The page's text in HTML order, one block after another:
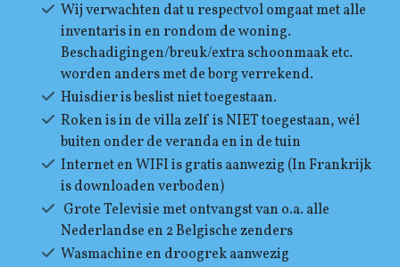
Wij verwachten dat u respectvol omgaat met alle
inventaris in en rondom de woning.
Beschadigingen/breuk/extra schoonmaak etc.
worden anders met de borg verrekend.
Huisdier is beslist niet toegestaan.
Roken is in de villa zelf is NIET toegestaan, wél
buiten onder de veranda en in de tuin
Internet en WIFI is gratis aanwezig (In Frankrijk
is downloaden verboden)
Grote Televisie met ontvangst van o.a. alle
Nederlandse en 2 Belgische zenders
Wasmachine en droogrek aanwezig